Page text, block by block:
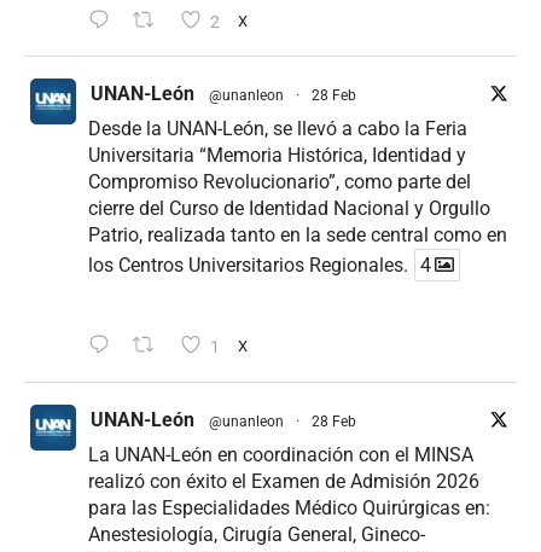
2 X
UNAN-León @unanleon · 28 Feb
Desde la UNAN-León, se llevó a cabo la Feria
Universitaria “Memoria Histórica, Identidad y
Compromiso Revolucionario”, como parte del
cierre del Curso de Identidad Nacional y Orgullo
Patrio, realizada tanto en la sede central como en
los Centros Universitarios Regionales. 4
1 X
UNAN-León @unanleon · 28 Feb
La UNAN-León en coordinación con el MINSA
realizó con éxito el Examen de Admisión 2026
para las Especialidades Médico Quirúrgicas en:
Anestesiología, Cirugía General, Gineco-